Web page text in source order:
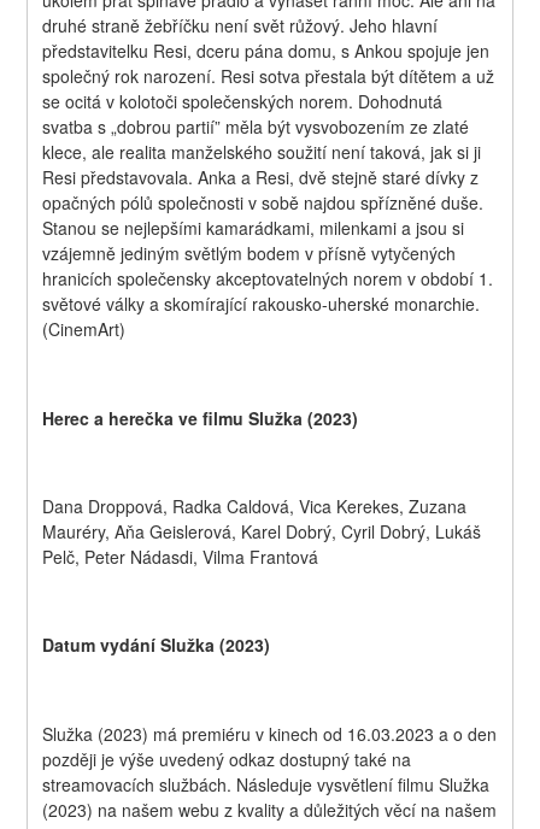
druhé straně žebříčku není svět růžový. Jeho hlavní
představitelku Resi, dceru pána domu, s Ankou spojuje jen
společný rok narození. Resi sotva přestala být dítětem a už
se ocitá v kolotoči společenských norem. Dohodnutá
svatba s „dobrou partií” měla být vysvobozením ze zlaté
klece, ale realita manželského soužití není taková, jak si ji
Resi představovala. Anka a Resi, dvě stejně staré dívky z
opačných pólů společnosti v sobě najdou spřízněné duše.
Stanou se nejlepšími kamarádkami, milenkami a jsou si
vzájemně jediným světlým bodem v přísně vytyčených
hranicích společensky akceptovatelných norem v období 1.
světové války a skomírající rakousko-uherské monarchie.
(CinemArt)
Herec a herečka ve filmu Služka (2023)
Dana Droppová, Radka Caldová, Vica Kerekes, Zuzana
Mauréry, Aňa Geislerová, Karel Dobrý, Cyril Dobrý, Lukáš
Pelč, Peter Nádasdi, Vilma Frantová
Datum vydání Služka (2023)
Služka (2023) má premiéru v kinech od 16.03.2023 a o den
později je výše uvedený odkaz dostupný také na
streamovacích službách. Následuje vysvětlení filmu Služka
(2023) na našem webu z kvality a důležitých věcí na našem